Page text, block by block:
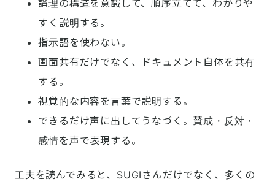
論理の構造を意識して、順序立てて、わかりや
すく説明する。
指示語を使わない。
画面共有だけでなく、ドキュメント自体を共有
する。
視覚的な内容を言葉で説明する。
できるだけ声に出してうなづく。賛成・反対・
感情を声で表現する。
工夫を読んでみると、SUGIさんだけでなく、多くの